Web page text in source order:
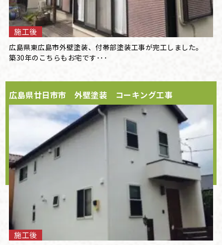
施工後
広島県東広島市外壁塗装、付帯部塗装工事が完工しました。
築30年のこちらもお宅です･･･
広島県廿日市市 外壁塗装 コーキング工事
施工後